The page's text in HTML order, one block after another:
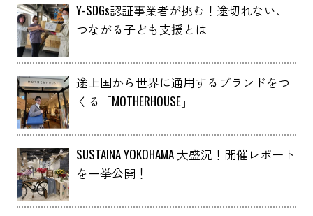
Y-SDGs認証事業者が挑む！途切れない、
つながる子ども支援とは
途上国から世界に通用するブランドをつ
くる「MOTHERHOUSE」
SUSTAINA YOKOHAMA 大盛況！開催レポート
を一挙公開！